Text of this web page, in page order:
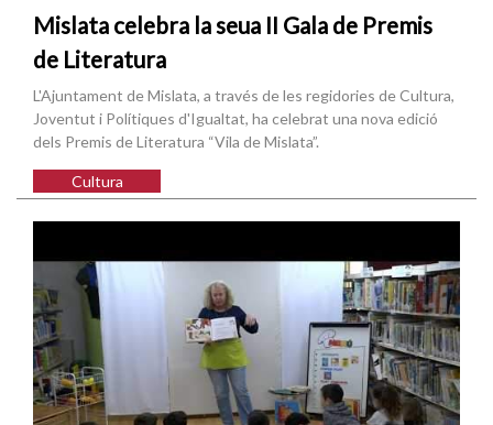
Mislata celebra la seua II Gala de Premis
de Literatura
L'Ajuntament de Mislata, a través de les regidories de Cultura,
Joventut i Polítiques d'Igualtat, ha celebrat una nova edició
dels Premis de Literatura “Vila de Mislata”.
Cultura